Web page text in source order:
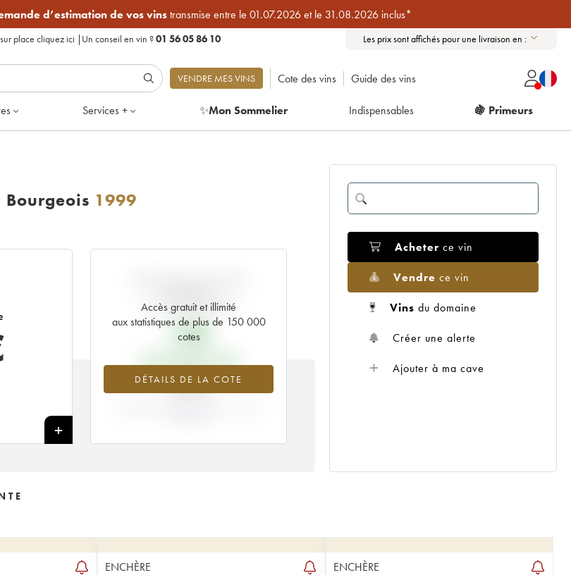
d’estimation de vos vinstransmise entre le 01.07.2026 et le 31.08.2026 inclus*
place cliquez ici | Un conseil en vin ?01 56 05 86 10 Les prix sont affichés pour une livraison en :
VENDRE MES VINS Cote des vins Guide des vins
Services + ✨Mon Sommelier Indispensables 🍇 Primeurs
Bourgeois 1999
+
Accès gratuit et illimité
aux statistiques de plus de 150 000
cotes
DÉTAILS DE LA COTE
AU PRIX PRIMEUR
12€
+38%
Acheter ce vin
Vendre ce vin
Vins du domaine
Créer une alerte
Ajouter à ma cave
ENCHÈRE ENCHÈRE